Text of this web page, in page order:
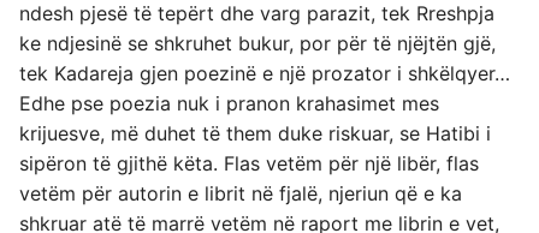
ndesh pjesë të tepërt dhe varg parazit, tek Rreshpja
ke ndjesinë se shkruhet bukur, por për të njëjtën gjë,
tek Kadareja gjen poezinë e një prozator i shkëlqyer…
Edhe pse poezia nuk i pranon krahasimet mes
krijuesve, më duhet të them duke riskuar, se Hatibi i
sipëron të gjithë këta. Flas vetëm për një libër, flas
vetëm për autorin e librit në fjalë, njeriun që e ka
shkruar atë të marrë vetëm në raport me librin e vet,